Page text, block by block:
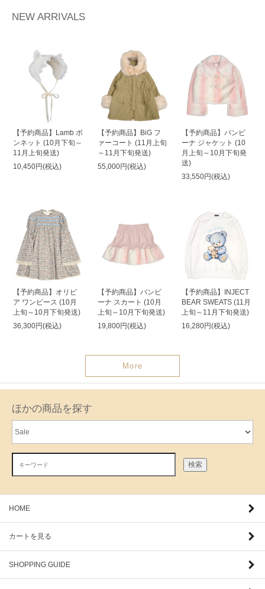
NEW ARRIVALS
【予約商品】Lamb ボ
ンネット (10月下旬～
11月上旬発送)
10,450円(税込)
【予約商品】BiG フ
ァーコート (11月上旬
～11月下旬発送)
55,000円(税込)
【予約商品】バンビ
ーナ ジャケット (10
月上旬～10月下旬発
送)
33,550円(税込)
【予約商品】オリビ
ア ワンピース (10月
上旬～10月下旬発送)
36,300円(税込)
【予約商品】バンビ
ーナ スカート (10月
上旬～10月下旬発送)
19,800円(税込)
【予約商品】INJECT
BEAR SWEATS (11月
上旬～11月下旬発送)
16,280円(税込)
More
ほかの商品を探す
検索
HOME
カートを見る
SHOPPING GUIDE